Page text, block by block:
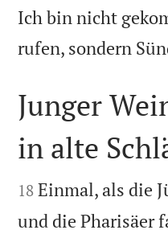
Ich bin nicht
rufen, sondern

Junger
in alte

18 Einmal, als die
und die Pharisäer